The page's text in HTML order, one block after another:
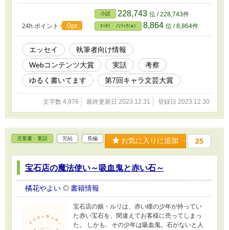
24h.ポイント 0pt
小説 228,743 位 / 228,743件
ｴｯｾｲ・ﾉﾝﾌｨｸｼｮﾝ 8,864 位 / 8,864件
エッセイ
執筆者向け情報
Webコンテンツ大賞
実話
考察
ゆるく書いてます
第7回キャラ文芸大賞
文字数 4,976 最終更新日 2023.12.31 登録日 2023.12.30
児童書・童話 完結 長編 お気に入りに追加 25
宝石店の魔法使い～吸血鬼と赤い石～
橘花やよい 書籍情報
宝石店の娘・ルリは、赤い瞳の少年が持ってい
た赤い宝石を、間違えてお客様に売ってしまっ
た。 しかも、その少年は吸血鬼。石がないと人